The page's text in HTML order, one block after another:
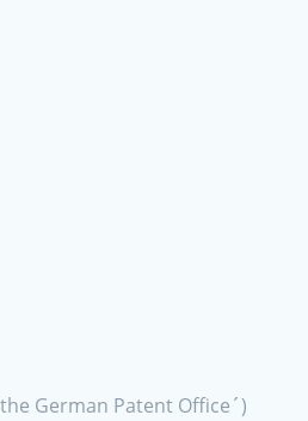
German Patent Office´)